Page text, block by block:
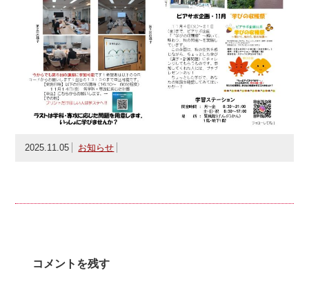
2025.11.05 お知らせ
コメントを残す